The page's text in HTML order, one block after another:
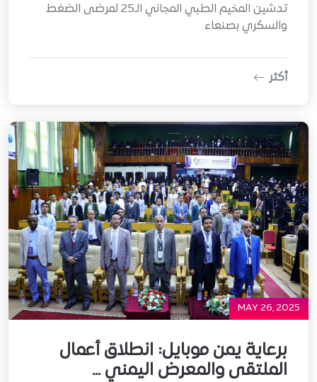
تدشين المخيم الطبي المجاني الـ25 لمرضى الضغط
والسكري بصنعاء
أكثر
MAY 26, 2025
برعاية يمن موبايل: انطلاق أعمال
الملتقى والمعرض اليمني ...